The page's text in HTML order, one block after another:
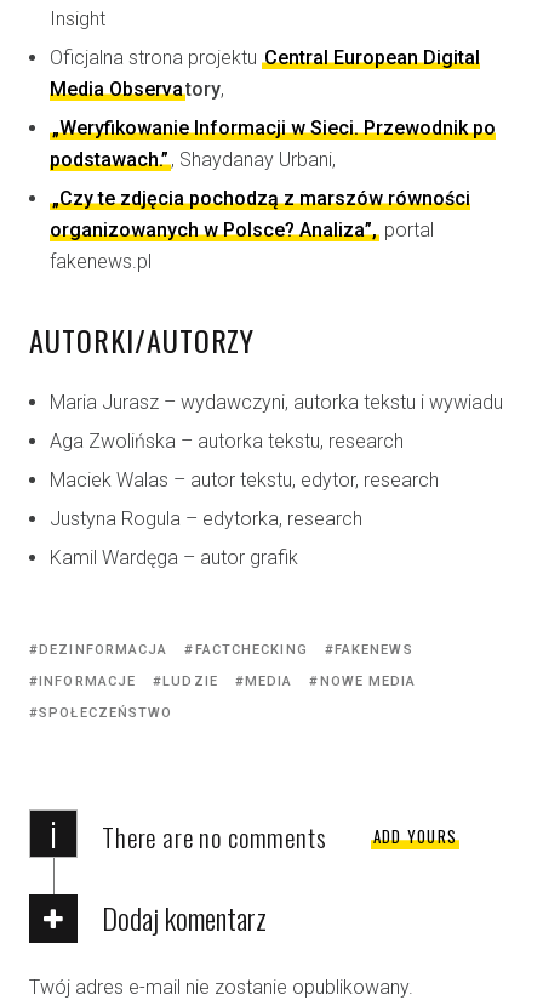
Insight
Oficjalna strona projektu Central European Digital
Media Observatory,
„Weryfikowanie Informacji w Sieci. Przewodnik po
podstawach.”, Shaydanay Urbani,
„Czy te zdjęcia pochodzą z marszów równości
organizowanych w Polsce? Analiza”, portal
fakenews.pl
AUTORKI/AUTORZY
Maria Jurasz – wydawczyni, autorka tekstu i wywiadu
Aga Zwolińska – autorka tekstu, research
Maciek Walas – autor tekstu, edytor, research
Justyna Rogula – edytorka, research
Kamil Wardęga – autor grafik
DEZINFORMACJA FACTCHECKING
FAKENEWS
INFORMACJE
LUDZIE MEDIA
NOWE MEDIA
SPOŁECZEŃSTWO
i There are no comments ADD YOURS
Dodaj komentarz
Twój adres e-mail nie zostanie opublikowany.